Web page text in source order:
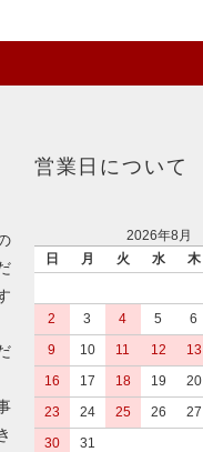
営業日について
2026年8月
日
月 火 水 木
2
3 4 5 6
9
10 11 12 13
16
17 18 19 20
23
24 25 26 27
30
31